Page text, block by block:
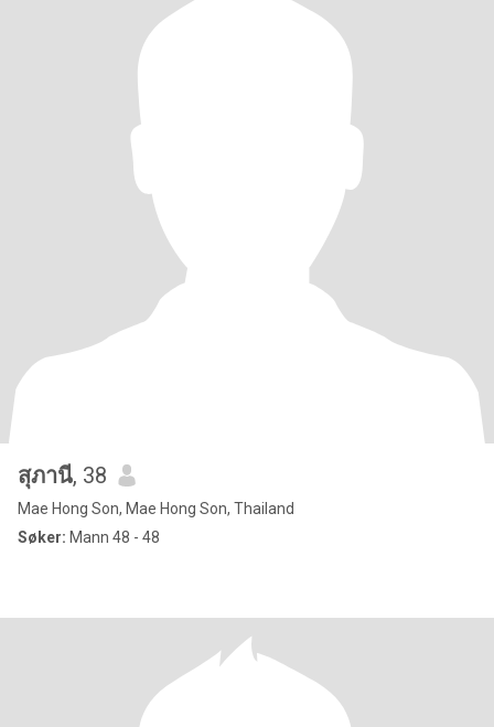
สุภานี, 38
Mae Hong Son, Mae Hong Son, Thailand
Søker: Mann 48 - 48